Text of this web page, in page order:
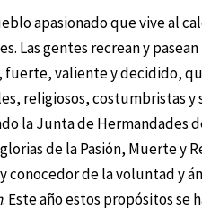
apasionado que vive al
Las gentes recrean y
valiente y decidido,
religiosos, costumbristas y
la Junta de Hermandades
de la Pasión, Muerte y
conocedor de la voluntad y
. Este año estos propósitos se